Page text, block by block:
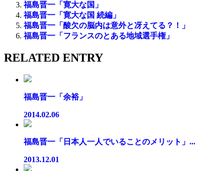
福島晋一「寛大な国」
福島晋一「寛大な国 続編」
福島晋一「酸欠の脳内は意外と冴えてる？！」
福島晋一「フランスのとある地域選手権」
RELATED ENTRY
福島晋一「余裕」
2014.02.06
福島晋一「日本人一人でいることのメリット」...
2013.12.01